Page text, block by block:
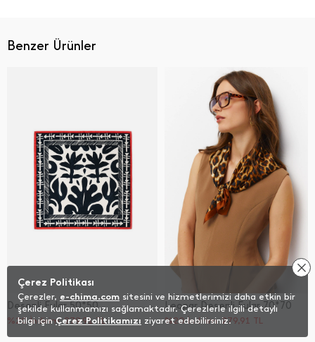
Benzer Ürünler
Desenli Fular 50*50
%20 İndirim 279,91TL
Leopar Desenli Fular 70*70
%20 İndirim 279,91 TL
Çerez Politikası
Çerezler, e-chima.com sitesini ve hizmetlerimizi daha etkin bir
şekilde kullanmamızı sağlamaktadır. Çerezlerle ilgili detaylı
bilgi içinÇerez Politikamızı ziyaret edebilirsiniz.